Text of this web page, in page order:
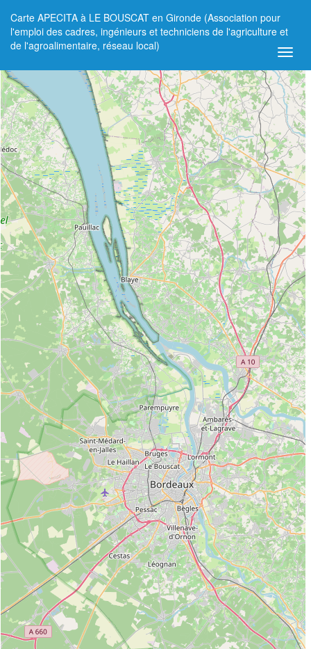
Carte APECITA à LE BOUSCAT en Gironde (Association pour
l'emploi des cadres, ingénieurs et techniciens de l'agriculture et
de l'agroalimentaire, réseau local)
+
−